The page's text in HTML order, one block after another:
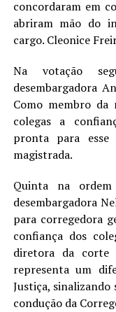
concordaram em
abriram mão do
cargo. Cleonice
Na votação
desembargadora
Como membro da
colegas a
pronta para
magistrada.
Quinta na
desembargadora
para corregedora
confiança dos
diretora da corte
representa um
Justiça,
condução da